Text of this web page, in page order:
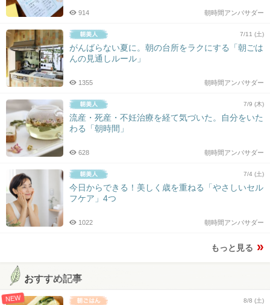
朝時間アンバサダー
914
7/11 (土)
がんばらない夏に。朝の台所をラクにする「朝ごは
んの見通しルール」
朝時間アンバサダー
1355
7/9 (木)
流産・死産・不妊治療を経て気づいた。自分をいた
わる「朝時間」
朝時間アンバサダー
628
7/4 (土)
今日からできる！美しく歳を重ねる「やさしいセル
フケア」4つ
朝時間アンバサダー
1022
もっと見る
おすすめ記事
NEW 8/8 (土)